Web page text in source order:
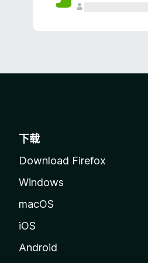
下载
Download Firefox
Windows
macOS
iOS
Android